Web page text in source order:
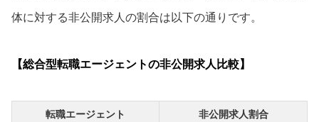
体に対する非公開求人の割合は以下の通りです。
【総合型転職エージェントの非公開求人比較】
転職エージェント 非公開求人割合